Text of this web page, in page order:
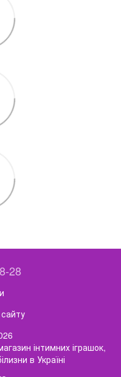
28
інтимних іграшок,
в Україні